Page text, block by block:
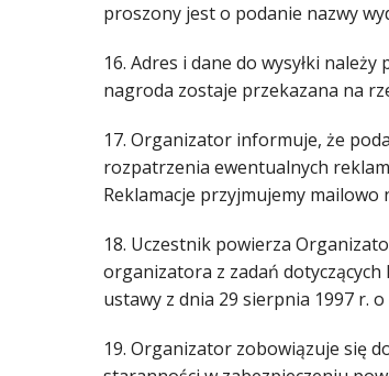
proszony jest o podanie nazwy
16. Adres i dane do wysyłki
nagroda zostaje przekazana na
17. Organizator informuje, że
rozpatrzenia ewentualnych
Reklamacje przyjmujemy
18. Uczestnik powierza
organizatora z zadań
ustawy z dnia 29 sierpnia 1997 r.
19. Organizator zobowiązuje się